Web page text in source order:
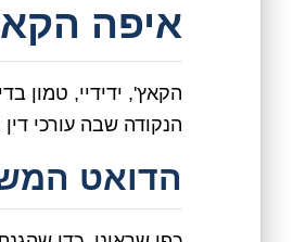
איפה
הקאץ', ידידיי, טמון
הנקודה שבה עורכי
הדואט